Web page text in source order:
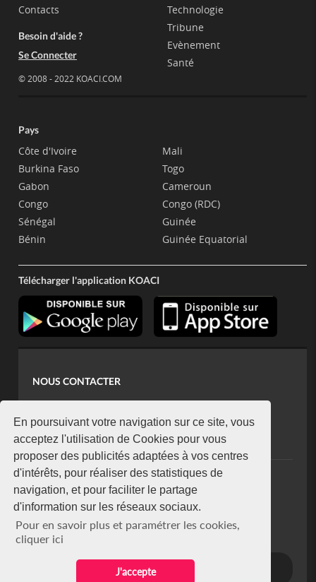
En poursuivant votre navigation sur ce site, vous
acceptez l'utilisation de Cookies pour vous
proposer des publicités adaptées à vos centres
d'intérêts, pour réaliser des statistiques de
navigation, et pour faciliter le partage
d'information sur les réseaux sociaux.
Pour en savoir plus et paramétrer les cookies,
cliquer ici
J'accepte
Contacts
Besoin d'aide ?
Se Connecter
© 2008 - 2022 KOACI.COM
Technologie
Tribune
Evènement
Santé
Pays
Côte d'Ivoire
Burkina Faso
Gabon
Congo
Sénégal
Bénin
Mali
Togo
Cameroun
Congo (RDC)
Guinée
Guinée Equatorial
Télécharger l'application KOACI
NOUS CONTACTER
koaci@yahoo.fr
+225 07 08 85 52 93
NEWSLETTER
Restez connecté via notre newsletter
S'abonner
Se désabonner